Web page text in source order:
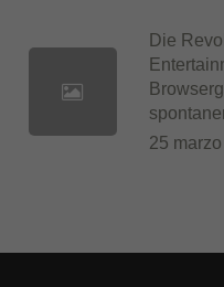
Die
25